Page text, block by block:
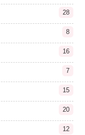
28
8
16
7
15
20
12